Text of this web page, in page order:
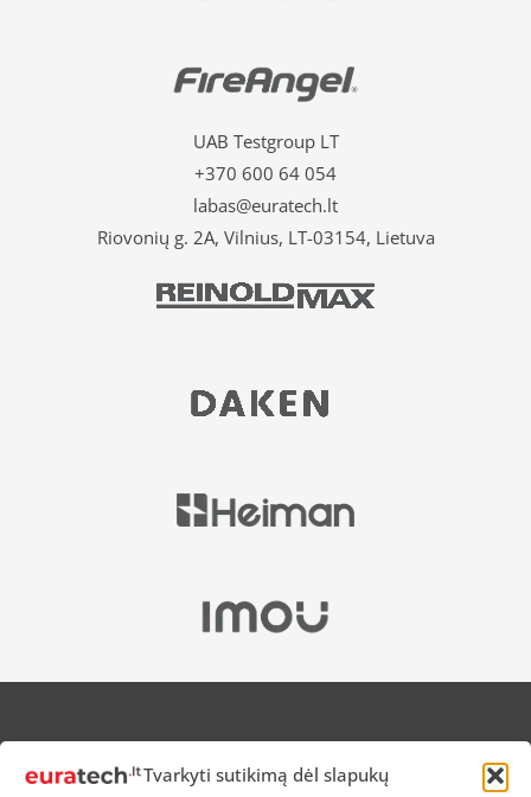
Tvarkyti sutikimą dėl slapukų
UAB Testgroup LT
+370 600 64 054
labas@euratech.lt
Riovonių g. 2A, Vilnius, LT-03154, Lietuva
NUOLAIDOS HEROJAMS